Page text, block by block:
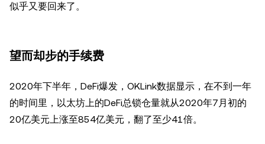
似乎又要回来了。
望而却步的手续费
2020年下半年，DeFi爆发，OKLink数据显示，在不到一年
的时间里，以太坊上的DeFi总锁仓量就从2020年7月初的
20亿美元上涨至854亿美元，翻了至少41倍。